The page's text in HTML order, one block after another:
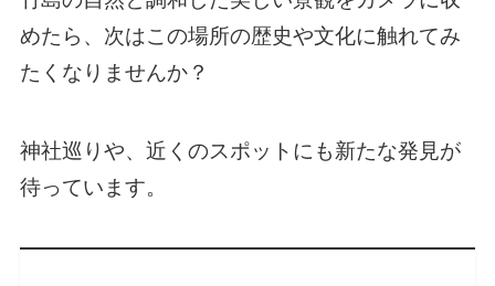
めたら、次はこの場所の歴史や文化に触れてみ
たくなりませんか？
神社巡りや、近くのスポットにも新たな発見が
待っています。